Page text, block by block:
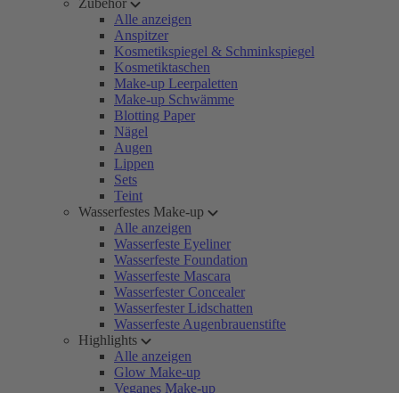
Zubehör
Alle anzeigen
Anspitzer
Kosmetikspiegel & Schminkspiegel
Kosmetiktaschen
Make-up Leerpaletten
Make-up Schwämme
Blotting Paper
Nägel
Augen
Lippen
Sets
Teint
Wasserfestes Make-up
Alle anzeigen
Wasserfeste Eyeliner
Wasserfeste Foundation
Wasserfeste Mascara
Wasserfester Concealer
Wasserfester Lidschatten
Wasserfeste Augenbrauenstifte
Highlights
Alle anzeigen
Glow Make-up
Veganes Make-up